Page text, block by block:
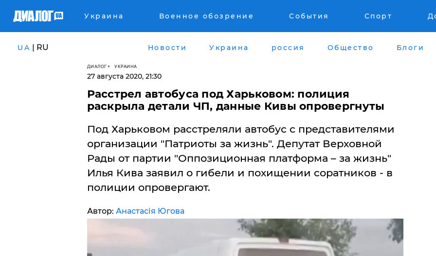
Украина Военное обозрение События Спорт
UA | RU Новости Украина россия Общество Блоги
ДИАЛОГ УКРАИНА
27 августа 2020, 21:30
Расстрел автобуса под Харьковом: полиция
раскрыла детали ЧП, данные Кивы опровергнуты
Под Харьковом расстреляли автобус с представителями
организации "Патриоты за жизнь". Депутат Верховной
Рады от партии "Оппозиционная платформа – за жизнь"
Илья Кива заявил о гибели и похищении соратников - в
полиции опровергают.
Автор: Анастасія Югова